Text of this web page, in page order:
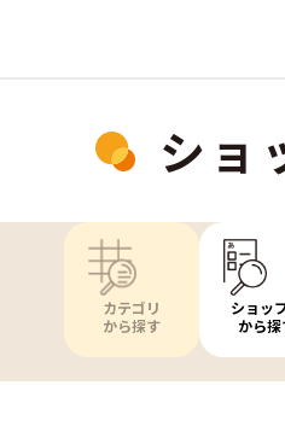
ショ
カテゴリ
から探す
ショッ
から探